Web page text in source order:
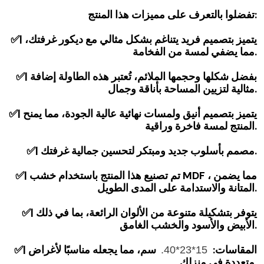
تفضلوا بالتعرف على مميزات هذا المنتج:
✅| يتميز بتصميم فريد يتناغم بشكل مثالي مع ديكور غرفتك،
مما يضفي لمسة من الفخامة.
✅| بفضل شكلها وحجمها الملائم، تُعتبر هذه الطاولة إضافة
مثالية لتزيين المساحة بأناقة وجمال.
✅| يتميز بتصميم أنيق ولمسات نهائية عالية الجودة، مما يمنح
المنتج لمسة فاخرة وراقية.
✅| مصمم بأسلوب جديد ومبتكر لتحسين جمالية غرفتك.
✅| تم تصنيع هذا المنتج باستخدام خشب MDF ، مما يضمن
المتانة والاستدامة على المدى الطويل.
✅| يتوفر بتشكيلة متنوعة من الألوان الرائعة، بما في ذلك
الأبيض والأسود والخشب الغامق.
✅| المقاسات:
سم، مما يجعله مناسبًا لأغراض